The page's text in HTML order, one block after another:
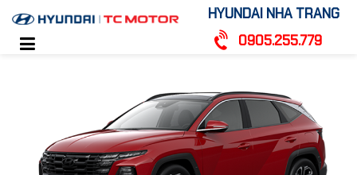
HYUNDAI NHA TRANG
0905.255.779